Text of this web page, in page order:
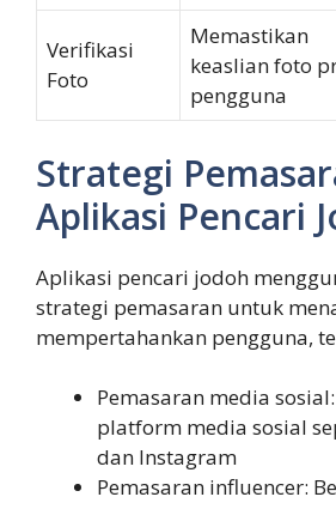
Verifikasi
Foto
Memastikan
keaslian foto
pengguna
Strategi
Aplikasi Pencari
Aplikasi pencari jodoh
strategi pemasaran untuk
mempertahankan pengguna,
Pemasaran media
platform media sosial
dan Instagram
Pemasaran influencer: